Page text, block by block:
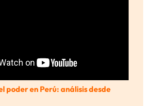
poder en Perú: análisis desde